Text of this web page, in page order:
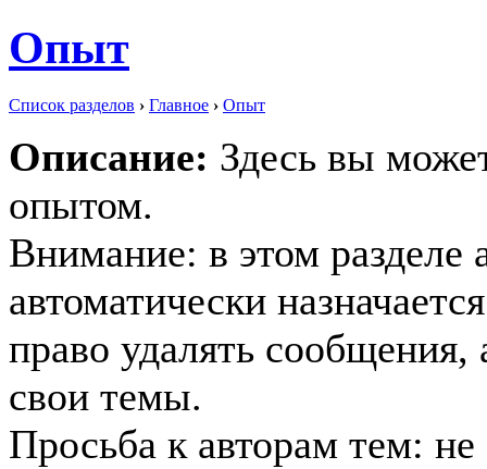
Опыт
Список разделов › Главное › Опыт
Описание: Здесь вы
опытом.
Внимание: в этом разделе
автоматически
право удалять сообщения,
свои темы.
Просьба к авторам тем: